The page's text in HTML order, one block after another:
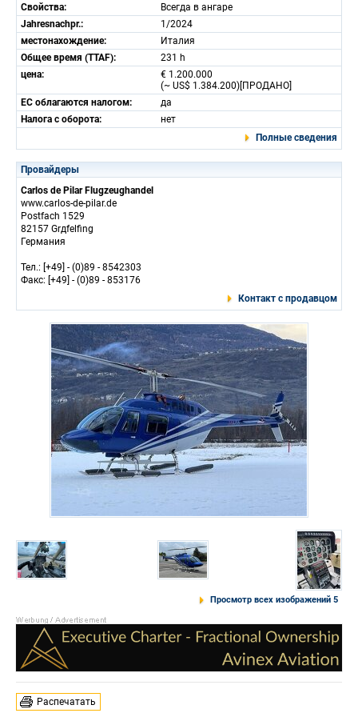
Свойства:
Всегда в ангаре
Jahresnachpr.:
1/2024
местонахождение:
Италия
Общее время (TTAF):
231 h
цена:
€ 1.200.000
(~ US$ 1.384.200)[ПРОДАНО]
ЕС облагаются налогом:
да
Налога с оборота:
нет
Полные сведения
Провайдеры
Carlos de Pilar Flugzeughandel
www.carlos-de-pilar.de
Postfach 1529
82157 Grдfelfing
Германия
Тел.: [+49] - (0)89 - 8542303
Факс: [+49] - (0)89 - 853176
Контакт с продавцом
Просмотр всех изображений 5
Распечатать